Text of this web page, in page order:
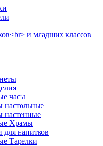
и младших классов
часы
настольные
настенные
Храмы
для напитков
Тарелки